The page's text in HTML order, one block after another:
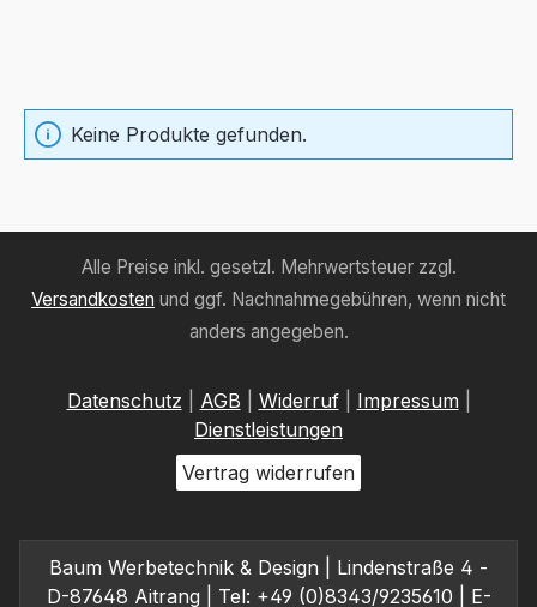
Keine Produkte gefunden.
Alle Preise inkl. gesetzl. Mehrwertsteuer zzgl.
Versandkosten und ggf. Nachnahmegebühren, wenn nicht
anders angegeben.
Datenschutz AGB Widerruf| Impressum
Dienstleistungen
Vertrag widerrufen
Baum Werbetechnik & Design | Lindenstraße 4 -
D-87648 Aitrang | Tel: +49 (0)8343/9235610 | E-